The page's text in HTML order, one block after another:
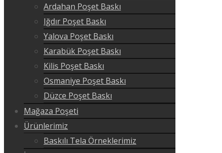
Ardahan Poşet Baskı
Iğdır Poşet Baskı
Yalova Poşet Baskı
Karabük Poşet Baskı
Kilis Poşet Baskı
Osmaniye Poşet Baskı
Düzce Poşet Baskı
Mağaza Poşeti
Ürünlerimiz
Baskılı Tela Örneklerimiz